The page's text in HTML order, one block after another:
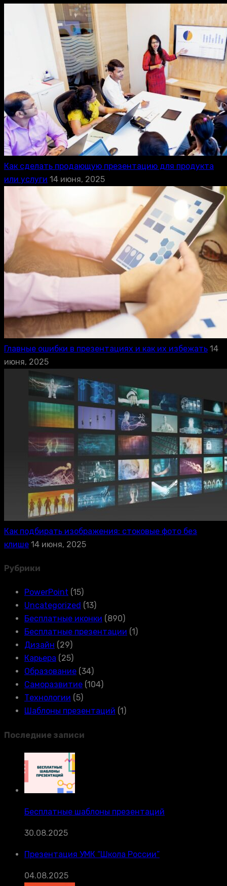
Как сделать продающую презентацию для продукта
или услуги 14 июня, 2025
Главные ошибки в презентациях и как их избежать 14
июня, 2025
Как подбирать изображения: стоковые фото без
клише 14 июня, 2025
Рубрики
PowerPoint (15)
Uncategorized (13)
Бесплатные иконки (890)
Бесплатные презентации (1)
Дизайн (29)
Карьера (25)
Образование (34)
Саморазвитие (104)
Технологии (5)
Шаблоны презентаций (1)
Последние записи
Бесплатные шаблоны презентаций
30.08.2025
Презентация УМК “Школа России”
04.08.2025